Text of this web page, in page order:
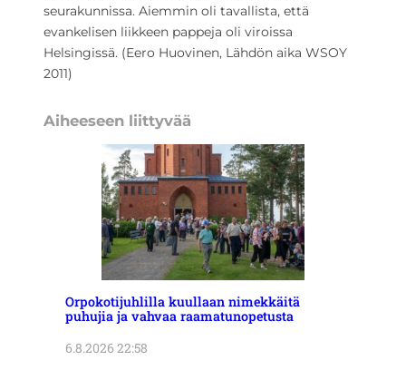
seurakunnissa. Aiemmin oli tavallista, että
evankelisen liikkeen pappeja oli viroissa
Helsingissä. (Eero Huovinen, Lähdön aika WSOY
2011)
Aiheeseen liittyvää
Orpokotijuhlilla kuullaan nimekkäitä
puhujia ja vahvaa raamatunopetusta
6.8.2026 22:58